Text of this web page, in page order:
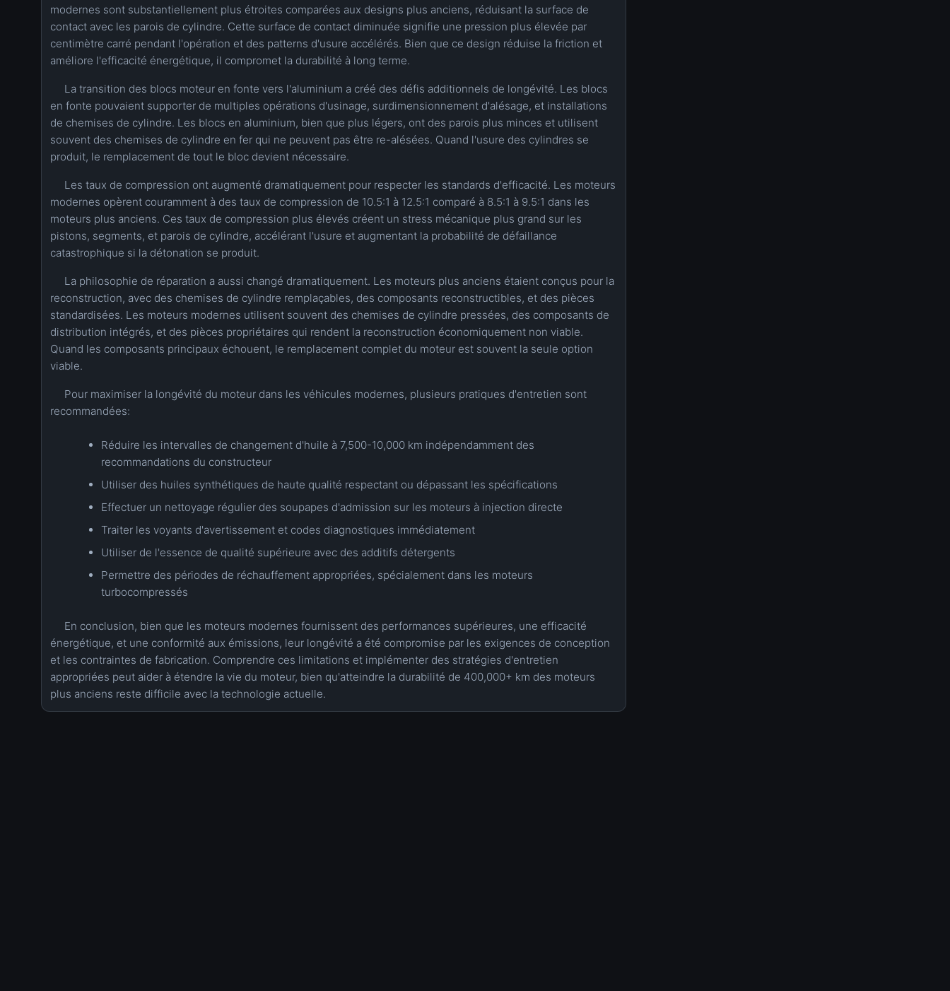
modernes sont substantiellement plus étroites comparées aux designs plus anciens, réduisant la surface de
contact avec les parois de cylindre. Cette surface de contact diminuée signifie une pression plus élevée par
centimètre carré pendant l'opération et des patterns d'usure accélérés. Bien que ce design réduise la friction et
améliore l'efficacité énergétique, il compromet la durabilité à long terme.
La transition des blocs moteur en fonte vers l'aluminium a créé des défis additionnels de longévité. Les blocs
en fonte pouvaient supporter de multiples opérations d'usinage, surdimensionnement d'alésage, et installations
de chemises de cylindre. Les blocs en aluminium, bien que plus légers, ont des parois plus minces et utilisent
souvent des chemises de cylindre en fer qui ne peuvent pas être re-alésées. Quand l'usure des cylindres se
produit, le remplacement de tout le bloc devient nécessaire.
Les taux de compression ont augmenté dramatiquement pour respecter les standards d'efficacité. Les moteurs
modernes opèrent couramment à des taux de compression de 10.5:1 à 12.5:1 comparé à 8.5:1 à 9.5:1 dans les
moteurs plus anciens. Ces taux de compression plus élevés créent un stress mécanique plus grand sur les
pistons, segments, et parois de cylindre, accélérant l'usure et augmentant la probabilité de défaillance
catastrophique si la détonation se produit.
La philosophie de réparation a aussi changé dramatiquement. Les moteurs plus anciens étaient conçus pour la
reconstruction, avec des chemises de cylindre remplaçables, des composants reconstructibles, et des pièces
standardisées. Les moteurs modernes utilisent souvent des chemises de cylindre pressées, des composants de
distribution intégrés, et des pièces propriétaires qui rendent la reconstruction économiquement non viable.
Quand les composants principaux échouent, le remplacement complet du moteur est souvent la seule option
viable.
Pour maximiser la longévité du moteur dans les véhicules modernes, plusieurs pratiques d'entretien sont
recommandées:
Réduire les intervalles de changement d'huile à 7,500-10,000 km indépendamment des
recommandations du constructeur
Utiliser des huiles synthétiques de haute qualité respectant ou dépassant les spécifications
Effectuer un nettoyage régulier des soupapes d'admission sur les moteurs à injection directe
Traiter les voyants d'avertissement et codes diagnostiques immédiatement
Utiliser de l'essence de qualité supérieure avec des additifs détergents
Permettre des périodes de réchauffement appropriées, spécialement dans les moteurs
turbocompressés
En conclusion, bien que les moteurs modernes fournissent des performances supérieures, une efficacité
énergétique, et une conformité aux émissions, leur longévité a été compromise par les exigences de conception
et les contraintes de fabrication. Comprendre ces limitations et implémenter des stratégies d'entretien
appropriées peut aider à étendre la vie du moteur, bien qu'atteindre la durabilité de 400,000+ km des moteurs
plus anciens reste difficile avec la technologie actuelle.